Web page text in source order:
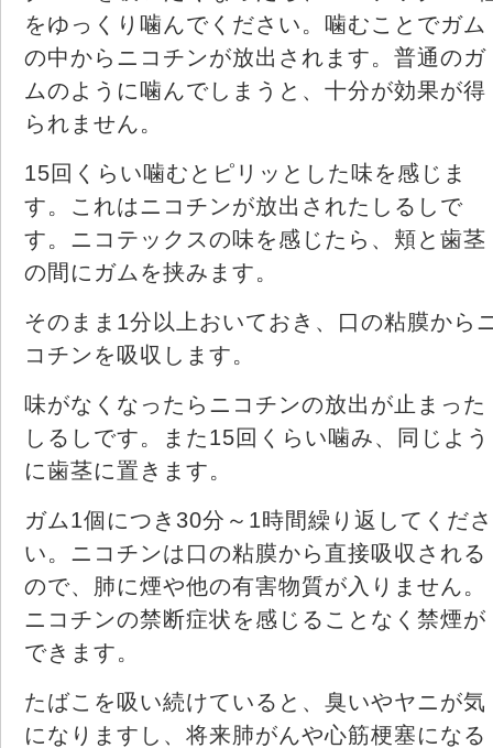
をゆっくり噛んでください。噛むことでガム
の中からニコチンが放出されます。普通のガ
ムのように噛んでしまうと、十分が効果が得
られません。
15回くらい噛むとピリッとした味を感じま
す。これはニコチンが放出されたしるしで
す。ニコテックスの味を感じたら、頬と歯茎
の間にガムを挟みます。
そのまま1分以上おいておき、口の粘膜から
コチンを吸収します。
味がなくなったらニコチンの放出が止まった
しるしです。また15回くらい噛み、同じよう
に歯茎に置きます。
ガム1個につき30分～1時間繰り返してくださ
い。ニコチンは口の粘膜から直接吸収される
ので、肺に煙や他の有害物質が入りません。
ニコチンの禁断症状を感じることなく禁煙が
できます。
たばこを吸い続けていると、臭いやヤニが気
になりますし、将来肺がんや心筋梗塞になる